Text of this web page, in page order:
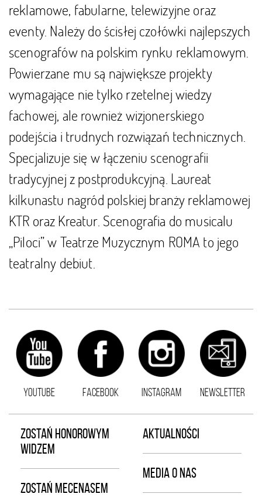
reklamowe, fabularne, telewizyjne oraz
eventy. Należy do ścisłej czołówki najlepszych
scenografów na polskim rynku reklamowym.
Powierzane mu są największe projekty
wymagające nie tylko rzetelnej wiedzy
fachowej, ale rownież wizjonerskiego
podejścia i trudnych rozwiązań technicznych.
Specjalizuje się w łączeniu scenografii
tradycyjnej z postprodukcyjną. Laureat
kilkunastu nagród polskiej branży reklamowej
KTR oraz Kreatur. Scenografia do musicalu
„Piloci” w Teatrze Muzycznym ROMA to jego
teatralny debiut.
YOUTUBE FACEBOOK INSTAGRAM NEWSLETTER
ZOSTAŃ HONOROWYM
WIDZEM
ZOSTAŃ MECENASEM
AKTUALNOŚCI
MEDIA O NAS